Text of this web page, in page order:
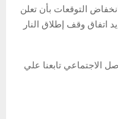
انخفاض التوقعات بأن تعلن
اتفاق وقف إطلاق النار
الاجتماعي تابعنا علي